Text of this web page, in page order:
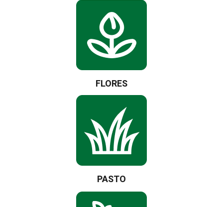
FLORES
PASTO